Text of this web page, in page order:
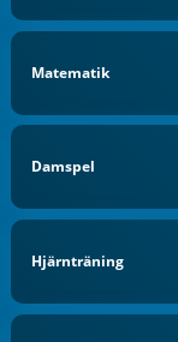
Matematik
Damspel
Hjärnträning